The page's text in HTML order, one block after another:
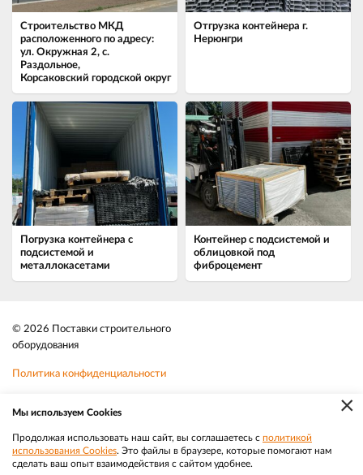
Строительство МКД
расположенного по адресу:
ул. Окружная 2, с.
Раздольное,
Корсаковский городской округ
Отгрузка контейнера г.
Нерюнгри
Погрузка контейнера с
подсистемой и
металлокасетами
Контейнер с подсистемой и
облицовкой под
фиброцемент
© 2026 Поставки строительного
оборудования
Политика конфиденциальности
Телефон:8-800-350-3032
Электронная почта:sale@efacade.ru Разработка|Веб-аналитика
×
Мы используем Cookies
Продолжая использовать наш сайт, вы соглашаетесь с политикой
использования Cookies. Это файлы в браузере, которые помогают нам
сделать ваш опыт взаимодействия с сайтом удобнее.